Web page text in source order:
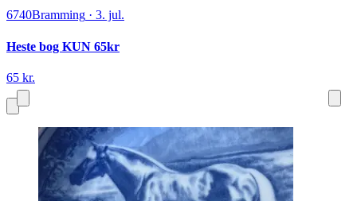
6740Bramming · 3. jul.
Heste bog KUN 65kr
65 kr.